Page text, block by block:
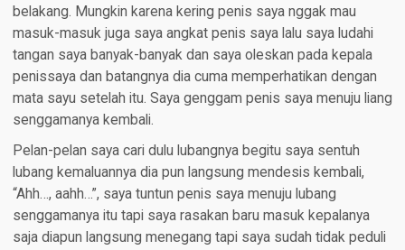
belakang. Mungkin karena kering penis saya nggak mau
masuk-masuk juga saya angkat penis saya lalu saya ludahi
tangan saya banyak-banyak dan saya oleskan pada kepala
penissaya dan batangnya dia cuma memperhatikan dengan
mata sayu setelah itu. Saya genggam penis saya menuju liang
senggamanya kembali.
Pelan-pelan saya cari dulu lubangnya begitu saya sentuh
lubang kemaluannya dia pun langsung mendesis kembali,
“Ahh…, aahh…”, saya tuntun penis saya menuju lubang
senggamanya itu tapi saya rasakan baru masuk kepalanya
saja diapun langsung menegang tapi saya sudah tidak peduli